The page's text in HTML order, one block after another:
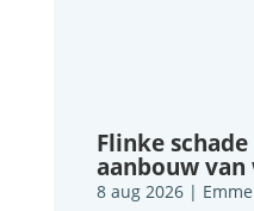
Flinke
aanbouw van
8 aug 2026|